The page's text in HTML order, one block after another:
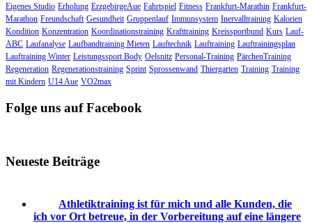
Eigenes Studio Erholung ErzgebirgeAue Fahrtspiel Fitness Frankfurt-Marathin Frankfurt-
Marathon Freundschaft Gesundheit Gruppenlauf Immunsystem Inervalltraining Kalorien
Kondition Konzentration Koordinationstraining Krafttraining Kreissportbund Kurs Lauf-
ABC Laufanalyse Laufbandtraining Mieten Lauftechnik Lauftraining Lauftrainingsplan
Lauftraining Winter Leistungssport Body Oelsnitz Personal-Training PärchenTraining
Regeneration Regenerationstraining Sprint Sprossenwand Thiergarten Training Training
mit Kindern U14 Aue VO2max
Folge uns auf Facebook
Neueste Beiträge
Athletiktraining ist für mich und alle Kunden, die
ich vor Ort betreue, in der Vorbereitung auf eine längere